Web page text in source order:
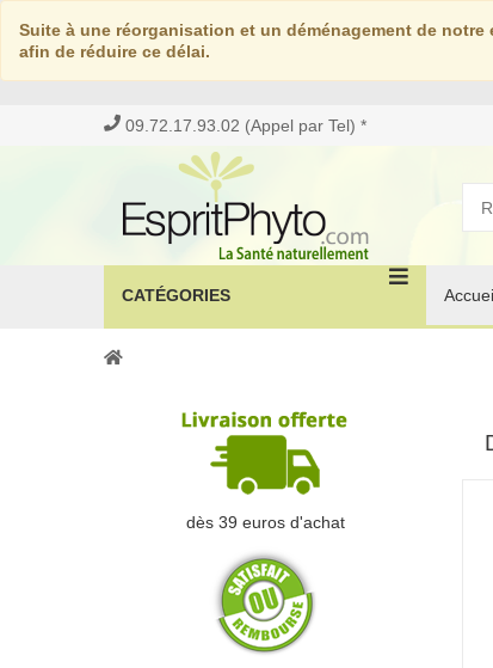
Suite à une réorganisation et un déménagement de
afin de réduire ce délai.
09.72.17.93.02 (Appel par Tel) *
CATÉGORIES
dès 39 euros d'achat